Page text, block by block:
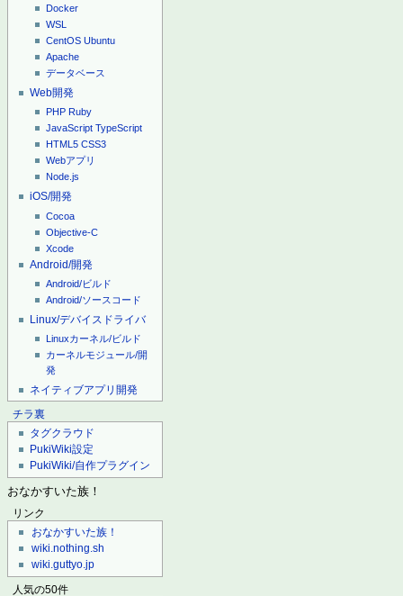
Docker
WSL
CentOS Ubuntu
Apache
データベース
Web開発
PHP Ruby
JavaScript TypeScript
HTML5 CSS3
Webアプリ
Node.js
iOS/開発
Cocoa
Objective-C
Xcode
Android/開発
Android/ビルド
Android/ソースコード
Linux/デバイスドライバ
Linuxカーネル/ビルド
カーネルモジュール/開
発
ネイティブアプリ開発
チラ裏
タグクラウド
PukiWiki設定
PukiWiki/自作プラグイン
おなかすいた族！
リンク
おなかすいた族！
wiki.nothing.sh
wiki.guttyo.jp
人気の50件